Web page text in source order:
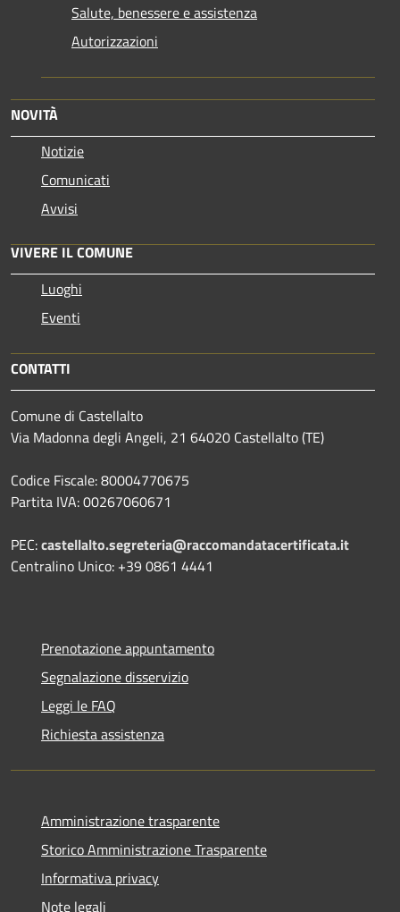
Salute, benessere e assistenza
Autorizzazioni
NOVITÀ
Notizie
Comunicati
Avvisi
VIVERE IL COMUNE
Luoghi
Eventi
CONTATTI
Comune di Castellalto
Via Madonna degli Angeli, 21 64020 Castellalto (TE)
Codice Fiscale: 80004770675
Partita IVA: 00267060671
PEC:castellalto.segreteria@raccomandatacertificata.it
Centralino Unico: +39 0861 4441
Prenotazione appuntamento
Segnalazione disservizio
Leggi le FAQ
Richiesta assistenza
Amministrazione trasparente
Storico Amministrazione Trasparente
Informativa privacy
Note legali